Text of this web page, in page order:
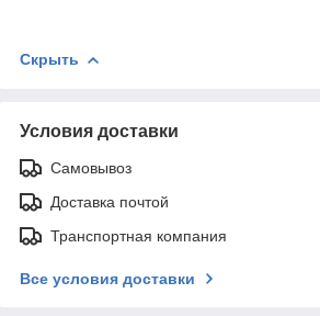
Скрыть
Условия доставки
Самовывоз
Доставка почтой
Транспортная компания
Все условия доставки